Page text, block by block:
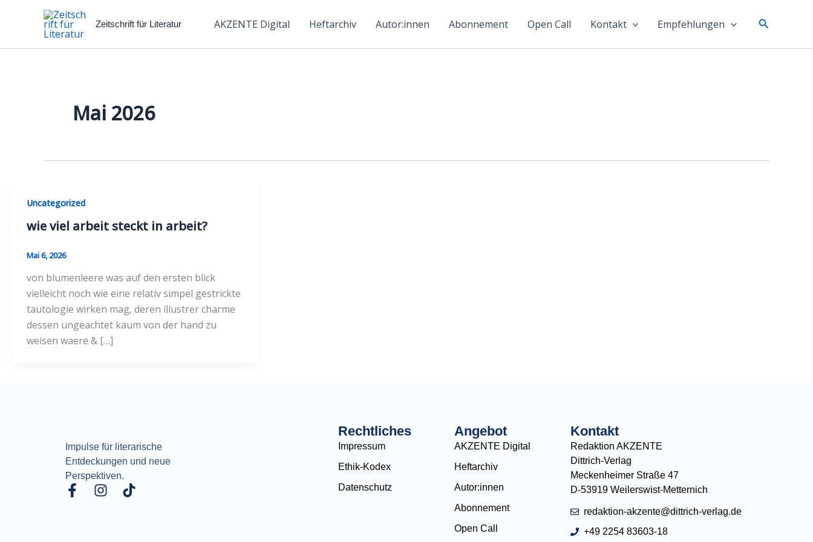
Zeitschrift für Literatur AKZENTE Digital Heftarchiv Autor:innen Abonnement Open Call Kontakt Empfehlungen Suchen
Mai 2026
Uncategorized
wie viel arbeit steckt in arbeit?
Mai 6, 2026
von blumenleere was auf den ersten blick
vielleicht noch wie eine relativ simpel gestrickte
tautologie wirken mag, deren illustrer charme
dessen ungeachtet kaum von der hand zu
weisen waere & […]
Impulse für literarische
Entdeckungen und neue
Perspektiven.
F
a
I
n
T
i
Rechtliches
Impressum
Ethik-Kodex
Datenschutz
Angebot
AKZENTE Digital
Heftarchiv
Autor:innen
Abonnement
Open Call
Kontakt
Redaktion AKZENTE
Dittrich-Verlag
Meckenheimer Straße 47
D-53919 Weilerswist-Metternich
redaktion-akzente@dittrich-verlag.de
+49 2254 83603-18